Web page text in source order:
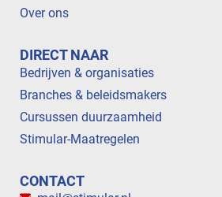
Over ons
DIRECT NAAR
Bedrijven & organisaties
Branches & beleidsmakers
Cursussen duurzaamheid
Stimular-Maatregelen
CONTACT